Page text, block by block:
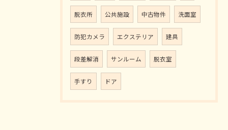
脱衣所 公共施設 中古物件 洗面室
防犯カメラ エクステリア 建具
段差解消 サンルーム 脱衣室
手すり ドア